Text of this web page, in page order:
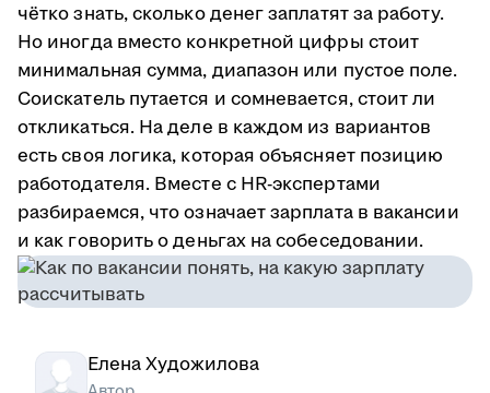
чётко знать, сколько денег заплатят за работу.
Но иногда вместо конкретной цифры стоит
минимальная сумма, диапазон или пустое поле.
Соискатель путается и сомневается, стоит ли
откликаться. На деле в каждом из вариантов
есть своя логика, которая объясняет позицию
работодателя. Вместе с HR-экспертами
разбираемся, что означает зарплата в вакансии
и как говорить о деньгах на собеседовании.
Елена Художилова